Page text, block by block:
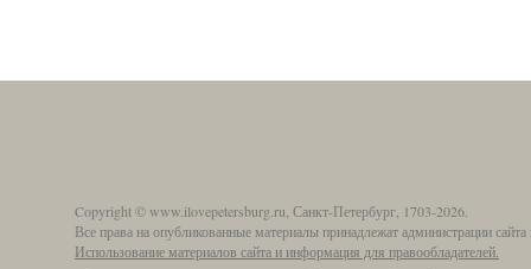
Copyright © www.ilovepetersburg.ru, Санкт-Петербург, 1703-2026.
Все права на опубликованные материалы принадлежат администрации
Использование материалов сайта и информация для правообладателей.